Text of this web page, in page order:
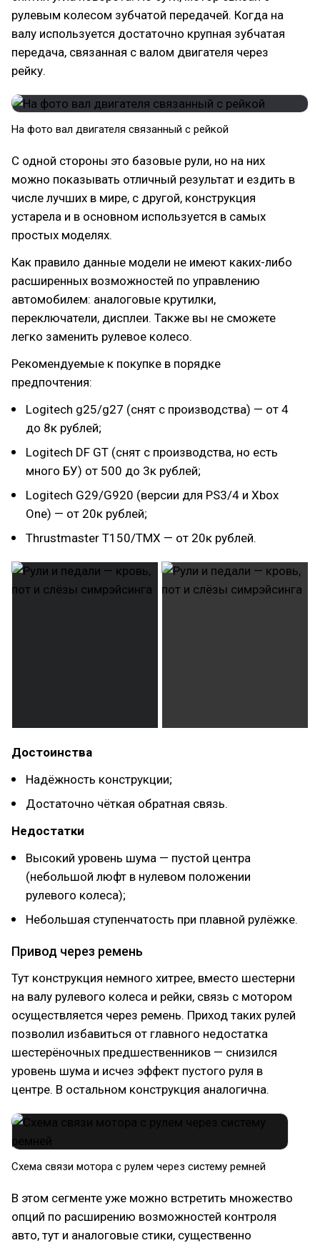
рулевым колесом зубчатой передачей. Когда на
валу используется достаточно крупная зубчатая
передача, связанная с валом двигателя через
рейку.
На фото вал двигателя связанный с рейкой
С одной стороны это базовые рули, но на них
можно показывать отличный результат и ездить в
числе лучших в мире, с другой, конструкция
устарела и в основном используется в самых
простых моделях.
Как правило данные модели не имеют каких-либо
расширенных возможностей по управлению
автомобилем: аналоговые крутилки,
переключатели, дисплеи. Также вы не сможете
легко заменить рулевое колесо.
Рекомендуемые к покупке в порядке
предпочтения:
Logitech g25/g27 (снят с производства) — от 4
до 8к рублей;
Logitech DF GT (снят с производства, но есть
много БУ) от 500 до 3к рублей;
Logitech G29/G920 (версии для PS3/4 и Xbox
One) — от 20к рублей;
Thrustmaster T150/TMX — от 20к рублей.
Достоинства
Надёжность конструкции;
Достаточно чёткая обратная связь.
Недостатки
Высокий уровень шума — пустой центра
(небольшой люфт в нулевом положении
рулевого колеса);
Небольшая ступенчатость при плавной рулёжке.
Привод через ремень
Тут конструкция немного хитрее, вместо шестерни
на валу рулевого колеса и рейки, связь с мотором
осуществляется через ремень. Приход таких рулей
позволил избавиться от главного недостатка
шестерёночных предшественников — снизился
уровень шума и исчез эффект пустого руля в
центре. В остальном конструкция аналогична.
Схема связи мотора с рулем через систему ремней
В этом сегменте уже можно встретить множество
опций по расширению возможностей контроля
авто, тут и аналоговые стики, существенно